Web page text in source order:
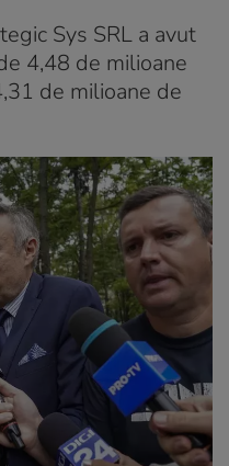
Sys SRL a avut
4,48 de milioane
de milioane de